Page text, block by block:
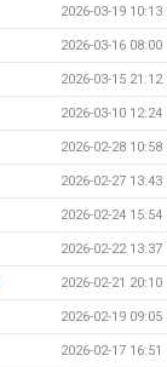
2026-03-19 10:13
2026-03-16 08:00
2026-03-15 21:12
2026-03-10 12:24
2026-02-28 10:58
2026-02-27 13:43
2026-02-24 15:54
2026-02-22 13:37
2026-02-21 20:10
2026-02-19 09:05
2026-02-17 16:51